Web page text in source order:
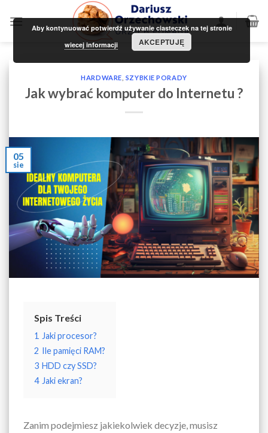
HARDWARE SZYBKIE PORADY
Jak wybrać komputer do Internetu ?
05
sie
Spis Treści
1 Jaki procesor?
2 Ile pamięci RAM?
3 HDD czy SSD?
4 Jaki ekran?
Zanim podejmiesz jakiekolwiek decyzje, musisz
Aby kontynuować potwierdź używanie ciasteczek na tej stronie
wiecej informacji
AKCEPTUJĘ